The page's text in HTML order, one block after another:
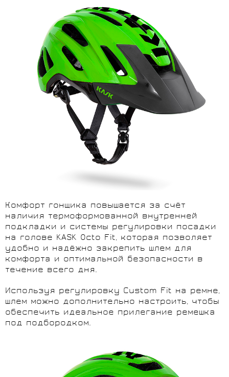
Комфорт гонщика повышается за счёт
наличия термоформованной внутренней
подкладки и системы регулировки посадки
на голове KASK Octo Fit, которая позволяет
удобно и надёжно закрепить шлем для
комфорта и оптимальной безопасности в
течение всего дня.
Используя регулировку Custom Fit на ремне,
шлем можно дополнительно настроить, чтобы
обеспечить идеальное прилегание ремешка
под подбородком.